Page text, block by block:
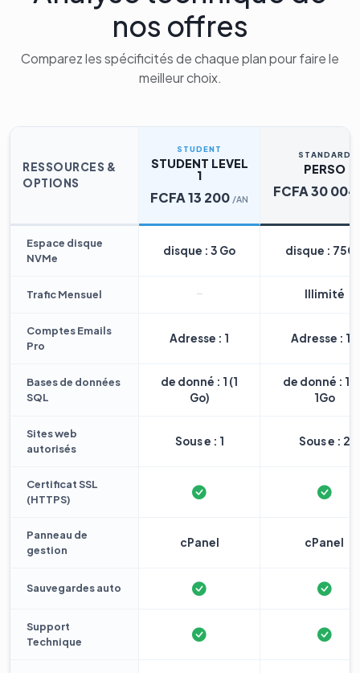
nos offres
Comparez les spécificités de chaque plan pour faire le
meilleur choix.
RESSOURCES &
OPTIONS
STUDENT
STUDENT LEVEL
1
FCFA 13 200 /AN
STANDARD
PERSO
FCFA 30 004
Espace disque
NVMe
disque : 3 Go disque :
Trafic Mensuel Illimité
Comptes Emails
Pro
Adresse : 1 Adresse : 10
Bases de données
SQL
de donné : 1 (1
Go)
de donné : 1
1Go
Sites web
autorisés
Sous e : 1 Sous e : 2
Certificat SSL
(HTTPS)
Panneau de
gestion
cPanel cPanel
Sauvegardes auto
Support
Technique